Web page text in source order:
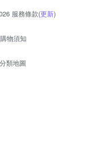
服務條款(更新)
購物須知
分類地圖